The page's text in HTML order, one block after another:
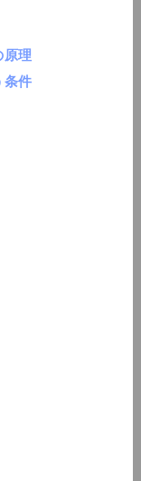
理
条件